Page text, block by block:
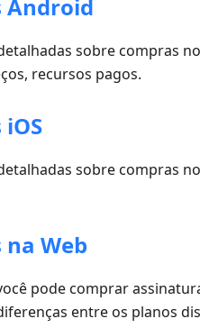
Android
sobre compras
recursos pagos.
sobre compras
Web
pode comprar
entre os planos